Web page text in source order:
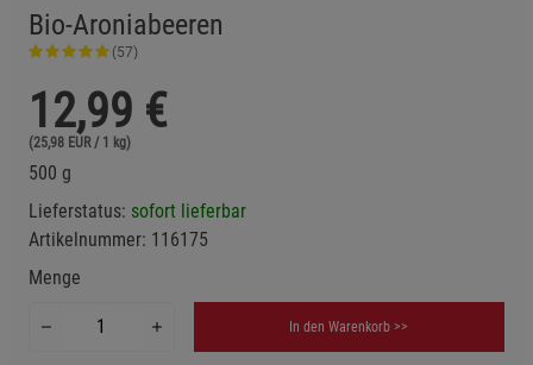
Bio-Aroniabeeren
(57)
12,99 €
(25,98 EUR / 1 kg)
500 g
Lieferstatus: sofort lieferbar
Artikelnummer: 116175
Menge
In den Warenkorb >>